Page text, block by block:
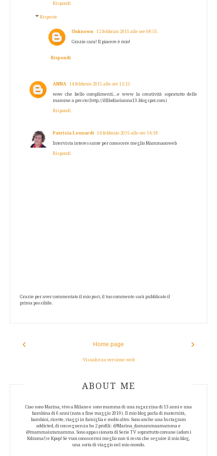
Rispondi
Risposte
Unknown 12 febbraio 2015 alle ore 08:55
Grazie cara! Il piacere è mio!
Rispondi
ANNA 14 febbraio 2015 alle ore 12:15
wow che bello complimenti...e www la creatività sopratutto delle
mamme a presto (http://ilfilodiarianna13.blogspot.com)
Rispondi
Patrizia Leonardi 14 febbraio 2015 alle ore 14:18
Intervista interessante per conoscere meglio Mammaonweb
Rispondi
Grazie per aver commentato il mio post, il tuo commento sarà pubblicato il
prima possibile.
‹ ›
Home page
Visualizza versione web
ABOUT AUTHOR
ABOUT ME
Ciao sono Marina, vivo a Milano e sono mamma di una ragazzina di 13 anni e una
bambina di 6 anni (nata a fine maggio 2019). Il mio blog parla di maternità,
bambini, ricette, viaggi in famiglia e molto altro. Sono anche una Instagram
addicted, di conseguenza ho 2 profili: @Marina_damammaamamma e
@mammaiutamamma. Sono appassionata di Serie TV soprattutto coreane (adoro i
Kdrama!) e Kpop! Se vuoi conoscermi meglio non ti resta che seguire il mio blog,
una sorta di viaggio nel mio mondo.